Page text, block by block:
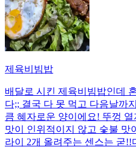
제육비빔밥
배달로 시킨 제육비빔밥인데
다;; 결국 다 못 먹고 다음날까
큼 혜자로운 양이에요! 뚜껑
맛이 인위적이지 않고 숯불 맛
라이 2개 올려주는 센스는 굳!!